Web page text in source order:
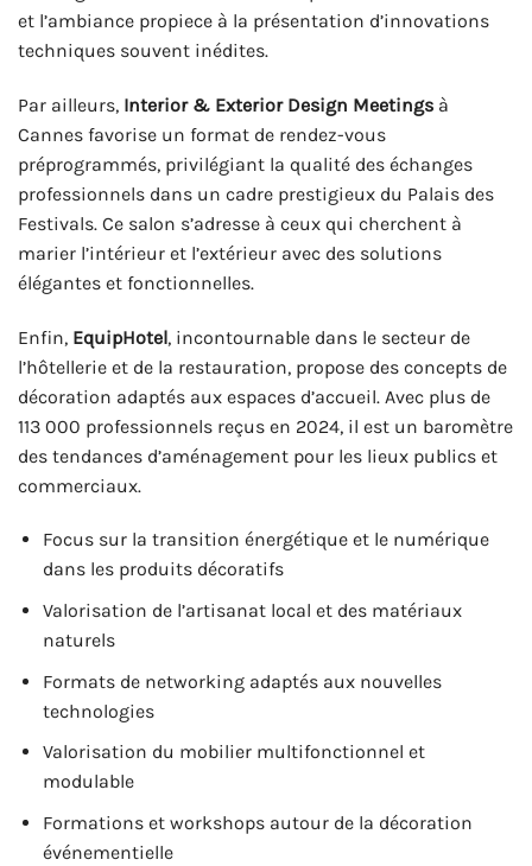
et l’ambiance propiece à la présentation d’innovations
techniques souvent inédites.
Par ailleurs, Interior & Exterior Design Meetings à
Cannes favorise un format de rendez-vous
préprogrammés, privilégiant la qualité des échanges
professionnels dans un cadre prestigieux du Palais des
Festivals. Ce salon s’adresse à ceux qui cherchent à
marier l’intérieur et l’extérieur avec des solutions
élégantes et fonctionnelles.
Enfin, EquipHotel, incontournable dans le secteur de
l’hôtellerie et de la restauration, propose des concepts de
décoration adaptés aux espaces d’accueil. Avec plus de
113 000 professionnels reçus en 2024, il est un baromètre
des tendances d’aménagement pour les lieux publics et
commerciaux.
Focus sur la transition énergétique et le numérique
dans les produits décoratifs
Valorisation de l’artisanat local et des matériaux
naturels
Formats de networking adaptés aux nouvelles
technologies
Valorisation du mobilier multifonctionnel et
modulable
Formations et workshops autour de la décoration
événementielle